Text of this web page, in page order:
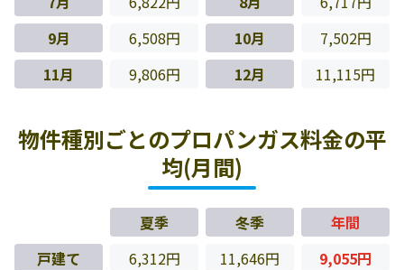
9月
6,508円 10月
7,502円
11月
9,806円 12月 11,115円
物件種別ごとのプロパンガス料金の平
均(月間)
夏季 冬季
年間
戸建て
6,312円 11,646円
9,055円